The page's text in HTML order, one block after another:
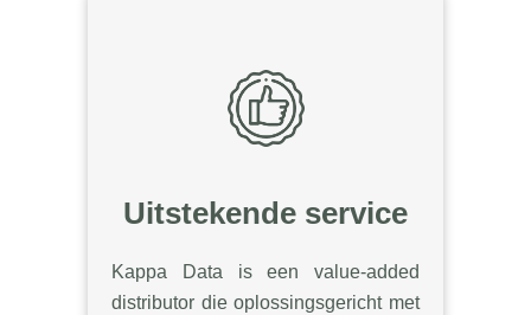
Uitstekende service
Kappa Data is een value-added
distributor die oplossingsgericht met